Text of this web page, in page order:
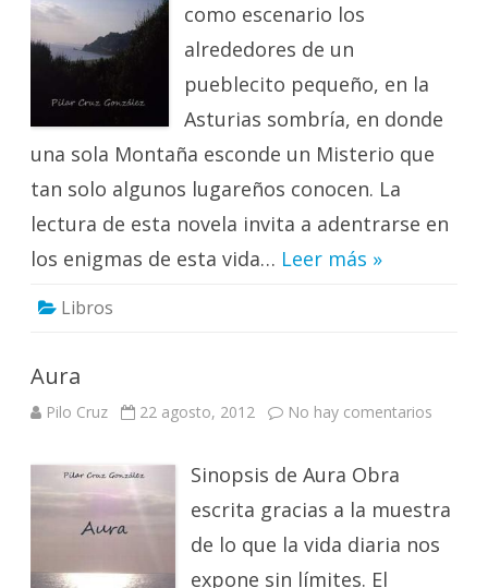
como escenario los
alrededores de un
pueblecito pequeño, en la
Asturias sombría, en donde
una sola Montaña esconde un Misterio que
tan solo algunos lugareños conocen. La
lectura de esta novela invita a adentrarse en
los enigmas de esta vida… Leer más »
Libros
Aura
Pilo Cruz 22 agosto, 2012 No hay comentarios
Sinopsis de Aura Obra
escrita gracias a la muestra
de lo que la vida diaria nos
expone sin límites. El